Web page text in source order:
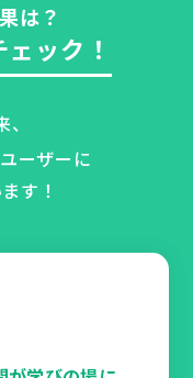
は？
ック！
ーザーに
す！